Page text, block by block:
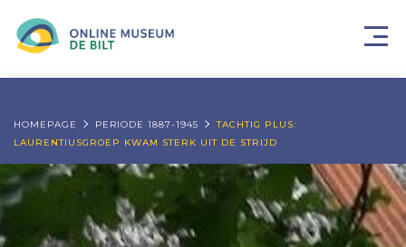
HOMEPAGE PERIODE 1887-1945
TACHTIG PLUS:
LAURENTIUSGROEP KWAM STERK UIT DE STRIJD